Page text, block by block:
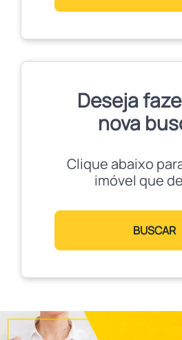
Deseja
nova
Clique abaixo
imóvel que
BUSCAR